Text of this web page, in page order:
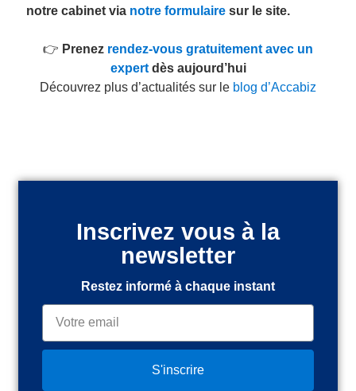
notre cabinet via notre formulairesur le site.
👉 Prenez rendez-vous gratuitement avec un
expertdès aujourd’hui
Découvrez plus d’actualités sur le blog d’Accabiz
Inscrivez vous à la
newsletter
Restez informé à chaque instant
S'inscrire